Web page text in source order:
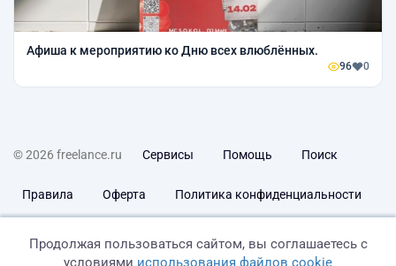
Афиша к мероприятию ко Дню всех влюблённых.
96 0
© 2026 freelance.ru Сервисы Помощь Поиск
Правила Оферта Политика конфиденциальности
Продолжая пользоваться сайтом, вы соглашаетесь с
условиями использования файлов cookie